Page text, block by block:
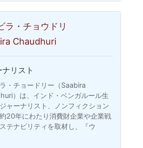
ラ・チョウドリ
Chaudhuri
ナリスト
・チョードリー（Saabira
）は、インド・ベンガルール生
ャーナリスト、ノンフィクション
20年にわたり消費財企業や企業戦
テナビリティを取材し、『ウ